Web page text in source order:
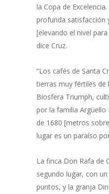
la Copa de
profunda satisfacción
[elevando el nivel
dice Cruz.
“Los cafés de Santa
tierras muy fértiles de
Biosfera Triumph,
por la familia Argüello
de 1680 [metros
lugar es un paraíso
La finca Don Rafa de
segundo lugar, con
puntos, y la granja